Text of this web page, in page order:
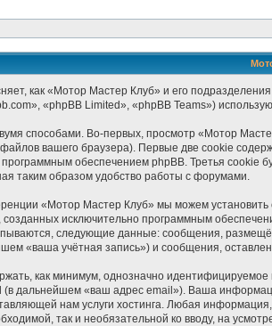
как «Мотор Мастер Клуб» и его
«phpBB Limited», «phpBB Teams»)
способами. Во-первых, просмотр «Мотор
вашего браузера). Первые две cookie
обеспечением phpBB. Третья
таким образом удобство работы с форумами.
«Мотор Мастер Клуб» мы можем
созданных исключительно программным
следующие данные: сообщения,
«ваша учётная запись») и сообщения,
как минимум, однозначно
(в дальнейшем «ваш адрес email»). Ваша
нам услуги хостинга. Любая
так и необязательной ко вводу, на